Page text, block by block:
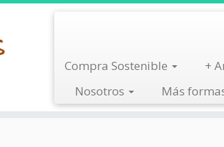
Saltar
contenido
Compra Sostenible +
Nosotros
Más